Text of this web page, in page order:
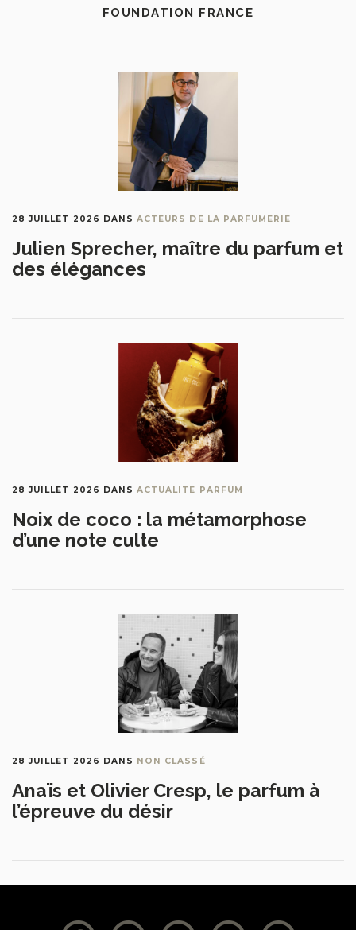
FOUNDATION FRANCE
28 JUILLET 2026 DANSACTEURS DE LA PARFUMERIE
Julien Sprecher, maître du parfum et
des élégances
28 JUILLET 2026 DANSACTUALITE PARFUM
Noix de coco : la métamorphose
d’une note culte
28 JUILLET 2026 DANS NON CLASSÉ
Anaïs et Olivier Cresp, le parfum à
l’épreuve du désir